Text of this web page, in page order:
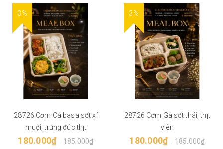
3%
28726 Cơm Cá basa sốt xí
muội, trứng đúc thịt
180.000₫ 185.000₫
3%
28726 Cơm Gà sốt thái, thịt
viên
180.000₫ 185.000₫